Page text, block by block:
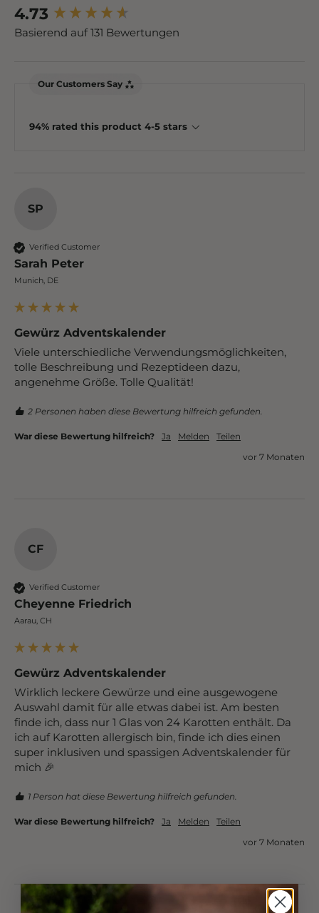
4.73
Basierend auf 131 Bewertungen
Our Customers Say
94% rated this product 4-5 stars
SP
Verified Customer
Sarah Peter
Munich, DE
Gewürz Adventskalender
Viele unterschiedliche Verwendungsmöglichkeiten,
tolle Beschreibung und Rezeptideen dazu,
angenehme Größe. Tolle Qualität!
2 Personen haben diese Bewertung hilfreich gefunden.
War diese Bewertung hilfreich? Ja Melden
Teilen
vor 7 Monaten
CF
Verified Customer
Cheyenne Friedrich
Aarau, CH
Gewürz Adventskalender
Wirklich leckere Gewürze und eine ausgewogene
Auswahl damit für alle etwas dabei ist. Am besten
finde ich, dass nur 1 Glas von 24 Karotten enthält. Da
ich auf Karotten allergisch bin, finde ich dies einen
super inklusiven und spassigen Adventskalender für
mich 🎉
1 Person hat diese Bewertung hilfreich gefunden.
War diese Bewertung hilfreich? Ja Melden
Teilen
vor 7 Monaten
New content loaded